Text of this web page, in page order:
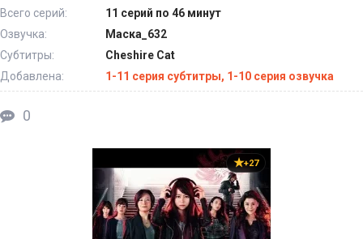
Всего серий:
11 серий по 46 минут
Озвучка:
Маска_632
Субтитры:
Cheshire Cat
Добавлена:
1-11 серия субтитры, 1-10 серия озвучка
0
+27